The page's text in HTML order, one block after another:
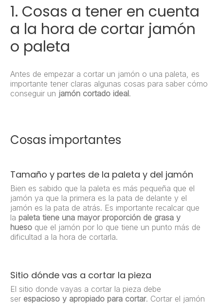
1. Cosas a tener en cuenta
a la hora de cortar jamón
o paleta
Antes de empezar a cortar un jamón o una paleta, es
importante tener claras algunas cosas para saber cómo
conseguir un jamón cortado ideal.
Cosas importantes
Tamaño y partes de la paleta y del jamón
Bien es sabido que la paleta es más pequeña que el
jamón ya que la primera es la pata de delante y el
jamón es la pata de atrás. Es importante recalcar que
la paleta tiene una mayor proporción de grasa y
hueso que el jamón por lo que tiene un punto más de
dificultad a la hora de cortarla.
Sitio dónde vas a cortar la pieza
El sitio donde vayas a cortar la pieza debe
ser espacioso y apropiado para cortar. Cortar el jamón